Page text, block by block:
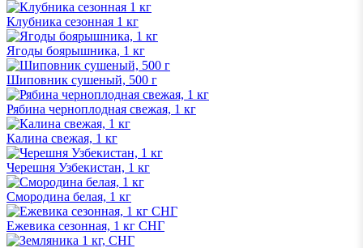
Клубника сезонная 1 кг
Ягоды боярышника, 1 кг
Шиповник сушеный, 500 г
Рябина черноплодная свежая, 1 кг
Калина свежая, 1 кг
Черешня Узбекистан, 1 кг
Смородина белая, 1 кг
Ежевика сезонная, 1 кг СНГ